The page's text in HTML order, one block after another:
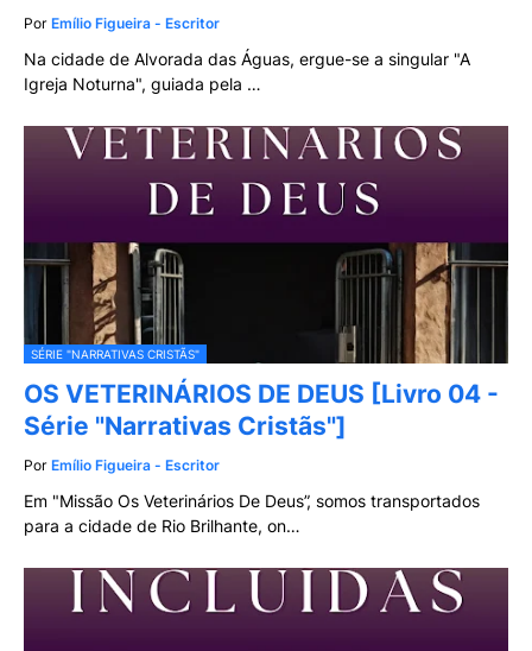
Por Emílio Figueira - Escritor
Na cidade de Alvorada das Águas, ergue-se a singular "A
Igreja Noturna", guiada pela …
SÉRIE "NARRATIVAS CRISTÃS"
OS VETERINÁRIOS DE DEUS [Livro 04 -
Série "Narrativas Cristãs"]
Por Emílio Figueira - Escritor
Em "Missão Os Veterinários De Deus”, somos transportados
para a cidade de Rio Brilhante, on…